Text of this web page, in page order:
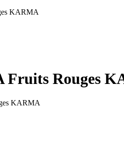
KARMA
Fruits Rouges